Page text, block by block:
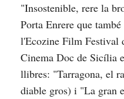
"Insostenible, rere la
Porta Enrere que
l'Ecozine Film Festival
Cinema Doc de Sicília
llibres: "Tarragona, el
diable gros) i "La gran